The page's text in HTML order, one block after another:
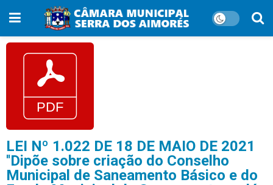
LEI Nº 1.022 DE 18 DE MAIO DE 2021
''Dipõe sobre criação do Conselho
Municipal de Saneamento Básico e do